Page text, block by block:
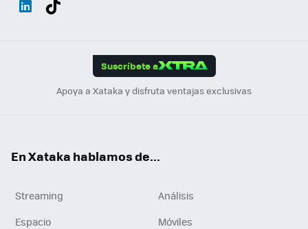
Suscríbete a
Apoya a Xataka y disfruta ventajas exclusivas
En Xataka hablamos de...
Streaming
Análisis
Espacio
Móviles